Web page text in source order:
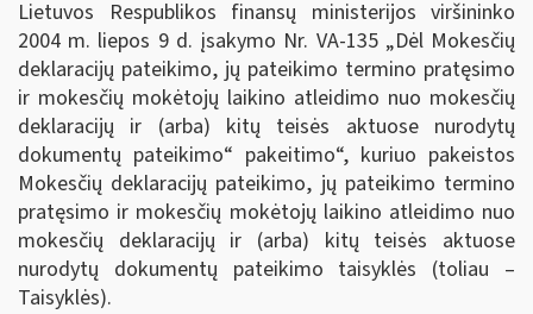
Lietuvos Respublikos finansų ministerijos viršininko
2004 m. liepos 9 d. įsakymo Nr. VA-135 „Dėl Mokesčių
deklaracijų pateikimo, jų pateikimo termino pratęsimo
ir mokesčių mokėtojų laikino atleidimo nuo mokesčių
deklaracijų ir (arba) kitų teisės aktuose nurodytų
dokumentų pateikimo“ pakeitimo“, kuriuo pakeistos
Mokesčių deklaracijų pateikimo, jų pateikimo termino
pratęsimo ir mokesčių mokėtojų laikino atleidimo nuo
mokesčių deklaracijų ir (arba) kitų teisės aktuose
nurodytų dokumentų pateikimo taisyklės (toliau –
Taisyklės).